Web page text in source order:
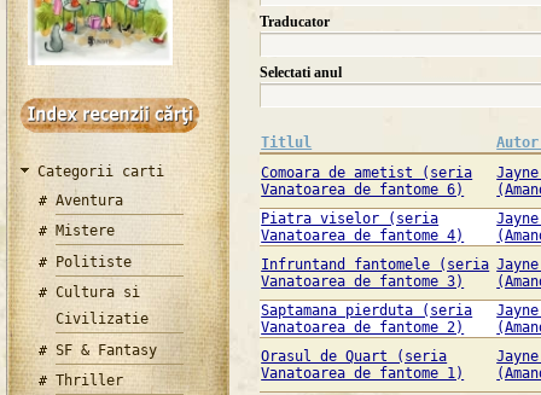
Categorii carti
Aventura
Mistere
Politiste
Cultura si
Civilizatie
SF & Fantasy
Thriller
Traducator
Selectati anul
Titlul
Comoara de ametist (seria
Vanatoarea de fantome 6)
Piatra viselor (seria
Vanatoarea de fantome 4)
Infruntand fantomele (seria
Vanatoarea de fantome 3)
Saptamana pierduta (seria
Vanatoarea de fantome 2)
Orasul de Quart (seria
Vanatoarea de fantome 1)